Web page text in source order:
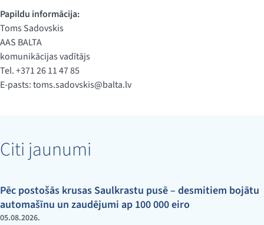
Papildu informācija:
Toms Sadovskis
AAS BALTA
komunikācijas vadītājs
Tel. +371 26 11 47 85
E-pasts:toms.sadovskis@balta.lv
Citi jaunumi
Pēc postošās krusas Saulkrastu pusē – desmitiem bojātu
automašīnu un zaudējumi ap 100 000 eiro
05.08.2026.